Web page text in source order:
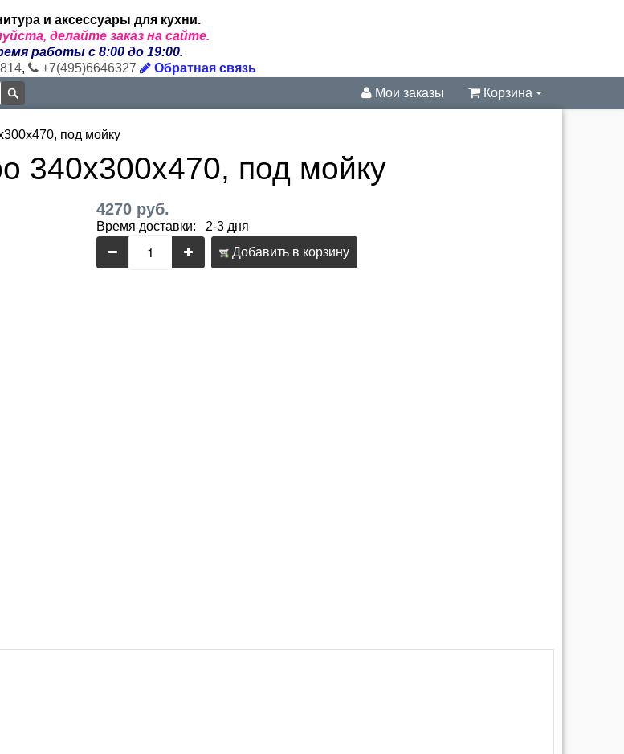
и аксессуары для кухни.
делайте заказ на сайте.
работы с 8:00 до 19:00.
, +7(495)6646327
Обратная связь
Мои заказы Корзина
под мойку
340x300x470, под мойку
4270 руб.
Время доставки: 2-3 дня
Добавить в корзину